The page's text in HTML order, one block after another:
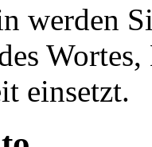
werden
einsetzt.